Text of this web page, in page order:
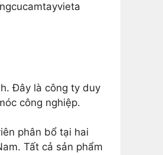
Đây là công ty duy
công nghiệp.
phân bổ tại hai
Tất cả sản phẩm